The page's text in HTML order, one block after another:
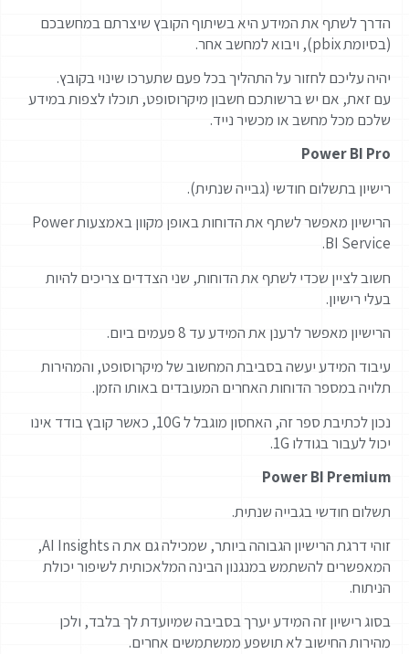
הדרך לשתף את המידע היא בשיתוף הקובץ שיצרתם במחשבכם
(בסיומת pbix), ויבוא למחשב אחר.
יהיה עליכם לחזור על התהליך בכל פעם שתערכו שינוי בקובץ.
עם זאת, אם יש ברשותכם חשבון מיקרוסופט, תוכלו לצפות במידע
שלכם מכל מחשב או מכשיר נייד.
Power BI Pro
רישיון בתשלום חודשי (גבייה שנתית).
הרישיון מאפשר לשתף את הדוחות באופן מקוון באמצעות Power
BI Service.
חשוב לציין שכדי לשתף את הדוחות, שני הצדדים צריכים להיות
בעלי רישיון.
הרישיון מאפשר לרענן את המידע עד 8 פעמים ביום.
עיבוד המידע יעשה בסביבת המחשוב של מיקרוסופט, והמהירות
תלויה במספר הדוחות האחרים המעובדים באותו הזמן.
נכון לכתיבת ספר זה, האחסון מוגבל ל 10G, כאשר קובץ בודד אינו
יכול לעבור בגודלו 1G.
Power BI Premium
תשלום חודשי בגבייה שנתית.
זוהי דרגת הרישיון הגבוהה ביותר, שמכילה גם את ה AI Insights,
המאפשרים להשתמש במנגנון הבינה המלאכותית לשיפור יכולת
הניתוח.
בסוג רישיון זה המידע יערך בסביבה שמיועדת לך בלבד, ולכן
מהירות החישוב לא תושפע ממשתמשים אחרים.